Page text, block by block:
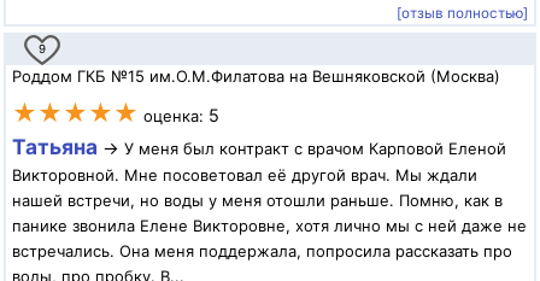
[отзыв полностью]
9
Роддом ГКБ №15 им.О.М.Филатова на Вешняковской (Москва)
★★★★★ оценка: 5
Татьяна → У меня был контракт с врачом Карповой Еленой
Викторовной. Мне посоветовал её другой врач. Мы ждали
нашей встречи, но воды у меня отошли раньше. Помню, как в
панике звонила Елене Викторовне, хотя лично мы с ней даже не
встречались. Она меня поддержала, попросила рассказать про
воды, про пробку. В...